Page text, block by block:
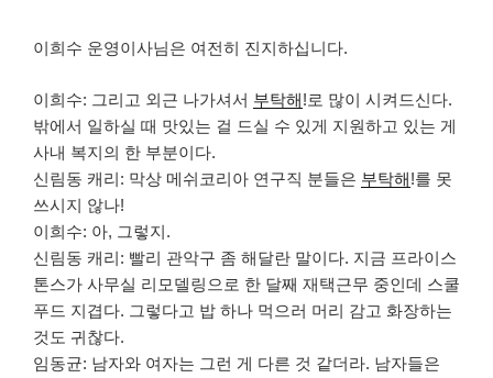
이희수 운영이사님은 여전히 진지하십니다.
이희수: 그리고 외근 나가셔서 부탁해!로 많이 시켜드신다.
밖에서 일하실 때 맛있는 걸 드실 수 있게 지원하고 있는 게
사내 복지의 한 부분이다.
신림동 캐리: 막상 메쉬코리아 연구직 분들은 부탁해!를 못
쓰시지 않나!
이희수: 아, 그렇지.
신림동 캐리: 빨리 관악구 좀 해달란 말이다. 지금 프라이스
톤스가 사무실 리모델링으로 한 달째 재택근무 중인데 스쿨
푸드 지겹다. 그렇다고 밥 하나 먹으러 머리 감고 화장하는
것도 귀찮다.
임동균: 남자와 여자는 그런 게 다른 것 같더라. 남자들은